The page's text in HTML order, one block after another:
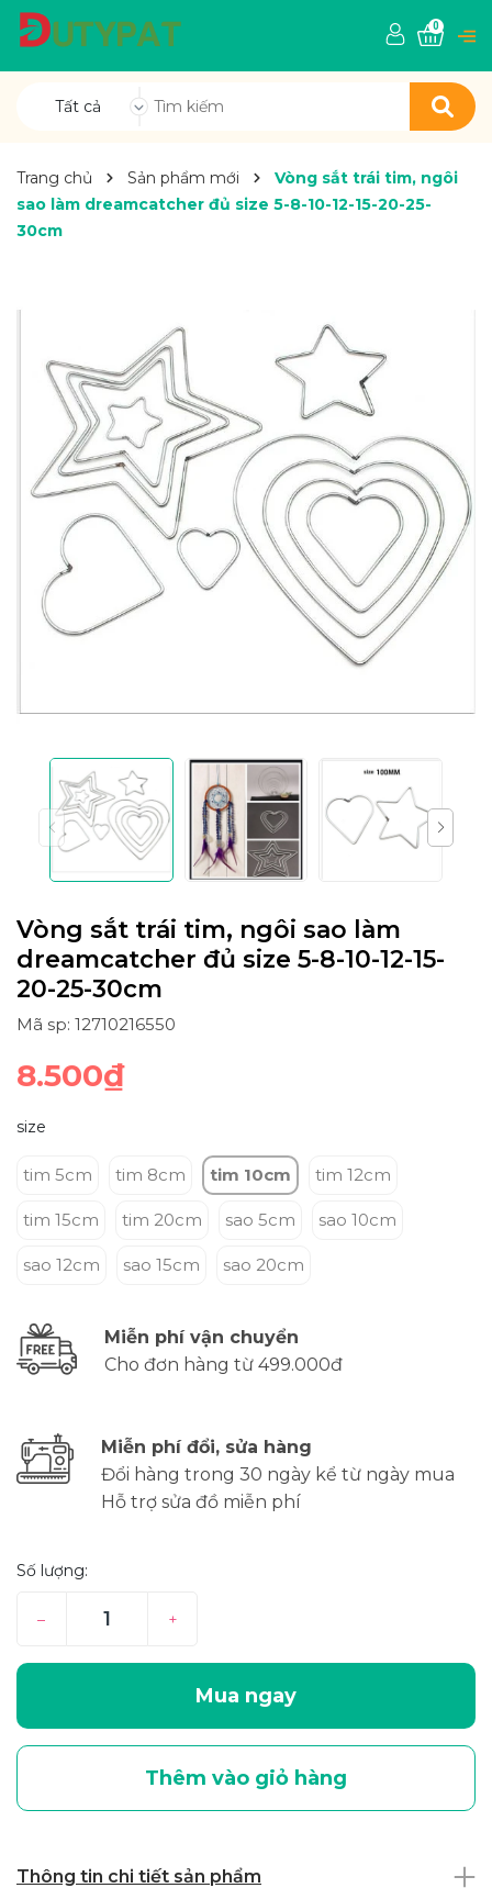
Tất cả
0
Trang chủ Sản phẩm mới
Vòng sắt trái tim, ngôi
sao làm dreamcatcher đủ size 5-8-10-12-15-20-25-
30cm
Vòng sắt trái tim, ngôi sao làm
dreamcatcher đủ size 5-8-10-12-15-
20-25-30cm
Mã sp: 12710216550
8.500₫
size
tim 5cm tim 8cm tim 10cm tim 12cm
tim 15cm tim 20cm sao 5cm sao 10cm
sao 12cm sao 15cm sao 20cm
Miễn phí vận chuyển
Cho đơn hàng từ 499.000đ
Miễn phí đổi, sửa hàng
Đổi hàng trong 30 ngày kể từ ngày mua
Hỗ trợ sửa đồ miễn phí
Số lượng:
– +
Mua ngay
Thêm vào giỏ hàng
Thông tin chi tiết sản phẩm